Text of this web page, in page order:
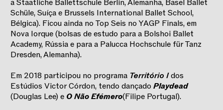
a Staatliche Ballettschule Berlin, Alemanha, Basel Ballet
Schüle, Suíça e Brussels International Ballet School,
Bélgica). Ficou ainda no Top Seis no YAGP Finals, em
Nova Iorque (bolsas de estudo para a Bolshoi Ballet
Academy, Rússia e para a Palucca Hochschule für Tanz
Dresden, Alemanha).
Em 2018 participou no programa Território Idos
Estúdios Victor Córdon, tendo dançado Playdead
(Douglas Lee) e O Não Efémero(Filipe Portugal).